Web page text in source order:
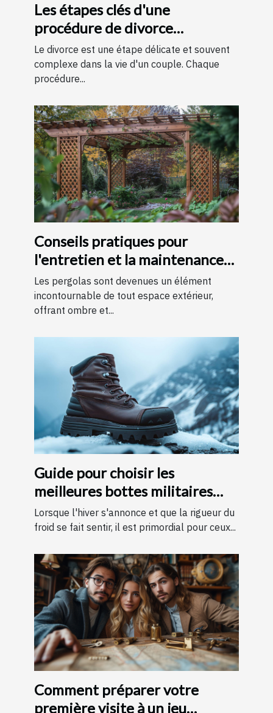
Les étapes clés d'une
procédure de divorce
expliquées simplement
Le divorce est une étape délicate et souvent
complexe dans la vie d'un couple. Chaque
procédure...
Conseils pratiques pour
l'entretien et la maintenance
des pergolas
Les pergolas sont devenues un élément
incontournable de tout espace extérieur,
offrant ombre et...
Guide pour choisir les
meilleures bottes militaires
pour l'hiver
Lorsque l'hiver s'annonce et que la rigueur du
froid se fait sentir, il est primordial pour ceux...
Comment préparer votre
première visite à un jeu